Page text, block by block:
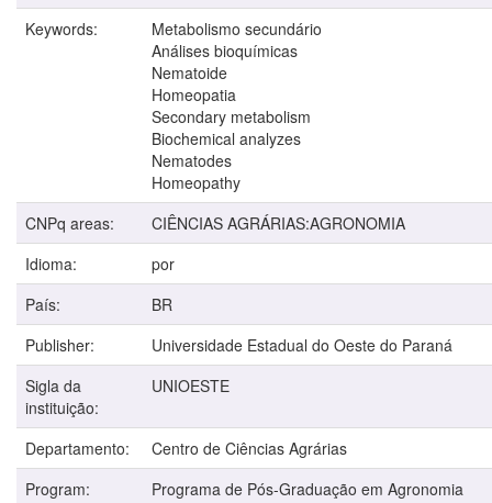
Keywords:
Metabolismo secundário
Análises bioquímicas
Nematoide
Homeopatia
Secondary metabolism
Biochemical analyzes
Nematodes
Homeopathy
CNPq areas:
CIÊNCIAS AGRÁRIAS:AGRONOMIA
Idioma:
por
País:
BR
Publisher:
Universidade Estadual do Oeste do Paraná
Sigla da
instituição:
UNIOESTE
Departamento:
Centro de Ciências Agrárias
Program:
Programa de Pós-Graduação em Agronomia